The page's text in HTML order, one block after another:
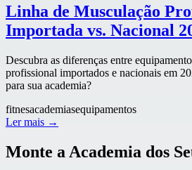
Linha de Musculação
Importada vs. Nacional
Descubra as diferenças entre
profissional importados e nacionais em
para sua academia?
fitnesacademiasequipamentos
Ler mais →
Monte a Academia dos